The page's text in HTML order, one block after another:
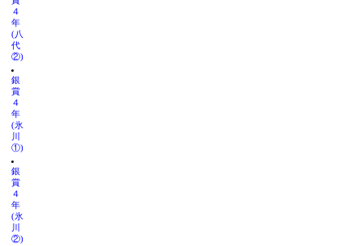
４
年
(八
代
②)
銀
賞
４
年
(氷
川
①)
銀
賞
４
年
(氷
川
②)